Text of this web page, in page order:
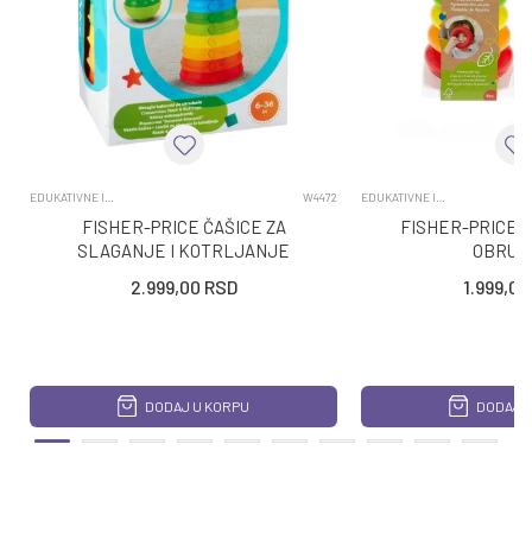
EDUKATIVNE IGRACKE ZA BEBE W4472
FISHER-PRICE ČAŠICE ZA
SLAGANJE I KOTRLJANJE
2.999,00 RSD
DODAJ U KORPU
EDUKATIVNE IGRACKE ZA BEBE
FISHER-PRICE
1.999,00
DODAJ